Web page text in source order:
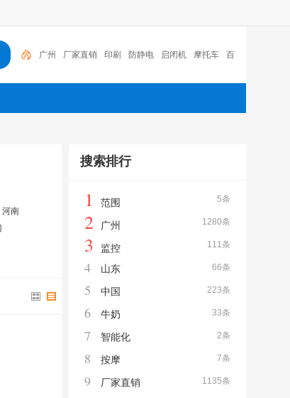
广州 厂家直销 印刷 防静电 启闭机 摩托车 百
福 咏玖进出口 体验桌 扑克
河南
搜索排行
5条
1 范围
1280条
2 广州
111条
3 监控
66条
4 山东
223条
5 中国
33条
6 牛奶
2条
7 智能化
7条
8 按摩
1135条
9 厂家直销